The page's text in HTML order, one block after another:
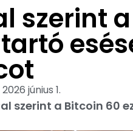
szerint
2026 június 1.
szerint a Bitcoin 60